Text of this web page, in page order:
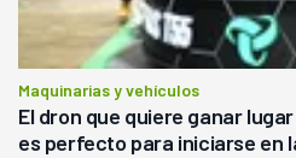
Maquinarias y vehículos
El dron que quiere ganar
es perfecto para iniciarse en